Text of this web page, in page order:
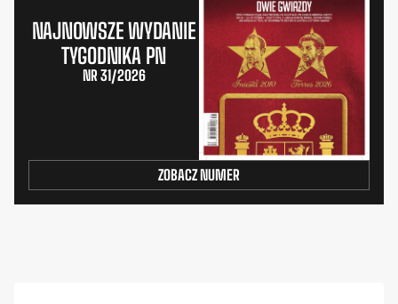
NAJNOWSZE WYDANIE
TYGODNIKA PN
NR 31/2026
ZOBACZ NUMER